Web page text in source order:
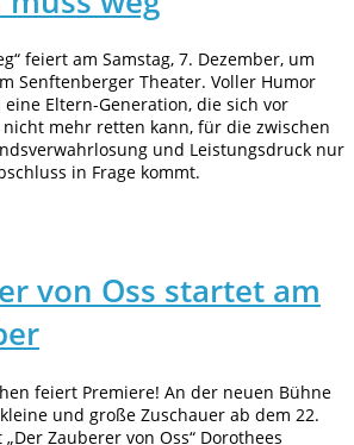
feiert am Samstag, 7. Dezember, um
Senftenberger Theater. Voller Humor
Eltern-Generation, die sich vor
mehr retten kann, für die zwischen
und Leistungsdruck nur
in Frage kommt.
von Oss startet am
feiert Premiere! An der neuen Bühne
und große Zuschauer ab dem 22.
Zauberer von Oss“ Dorothees